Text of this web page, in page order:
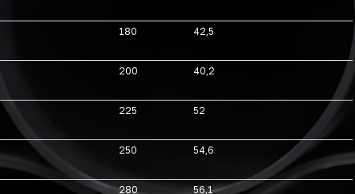
180 42,5
200 40,2
225 52
250 54,6
280 56,1